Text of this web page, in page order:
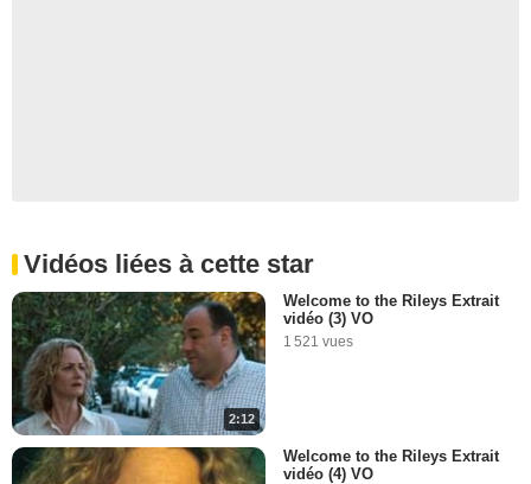
Vidéos liées à cette star
2:12
Welcome to the Rileys Extrait
vidéo (3) VO
1 521 vues
Welcome to the Rileys Extrait
vidéo (4) VO